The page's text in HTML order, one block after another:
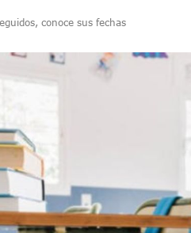
Comunidad Villa Rosa
Promesa De Campaña E
Mandó Destruir Evidencia Del Caso
Países Será Visible Este Fenómeno?
“cajos” Durante Su Cruce Por
En Ocupación Hotelera En
Tras Viajar A Puerto Vallarta Por
Para Puerto Vallarta Ante La Virgen
Nacional Para Sembrar 6.6
conoce sus fechas